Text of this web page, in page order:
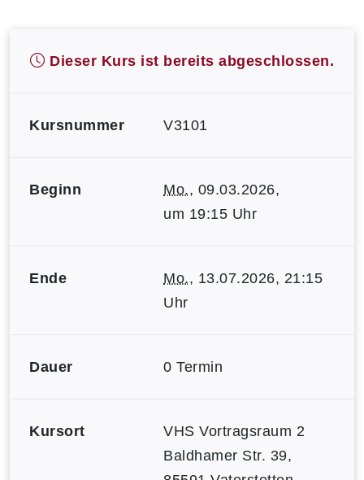
Dieser Kurs ist bereits abgeschlossen.
Kursnummer V3101
Beginn Mo., 09.03.2026,
um 19:15 Uhr
Ende Mo., 13.07.2026, 21:15
Uhr
Dauer 0 Termin
Kursort
VHS Vortragsraum 2
Baldhamer Str. 39,